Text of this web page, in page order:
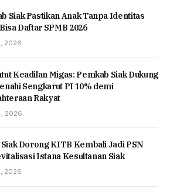
Siak Pastikan Anak Tanpa Identitas
Daftar SPMB 2026
2026
Keadilan Migas: Pemkab Siak Dukung
Sengkarut PI 10% demi
Rakyat
2026
Dorong KITB Kembali Jadi PSN
Istana Kesultanan Siak
2026